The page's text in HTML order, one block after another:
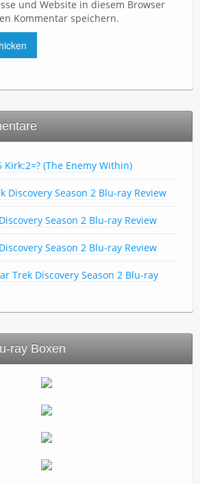
und Website in diesem Browser
Kommentar speichern.
Kirk:2=? (The Enemy Within)
Discovery Season 2 Blu-ray Review
Season 2 Blu-ray Review
Season 2 Blu-ray Review
Trek Discovery Season 2 Blu-ray
ray Boxen